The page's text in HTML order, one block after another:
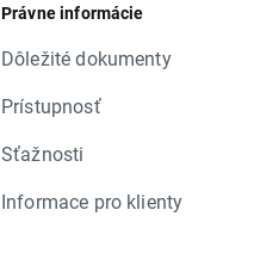
Právne informácie
Dôležité dokumenty
Prístupnosť
Sťažnosti
Informace pro klienty